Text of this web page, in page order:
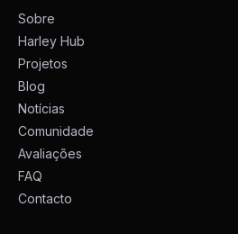
Sobre
Harley Hub
Projetos
Blog
Notícias
Comunidade
Avaliações
FAQ
Contacto